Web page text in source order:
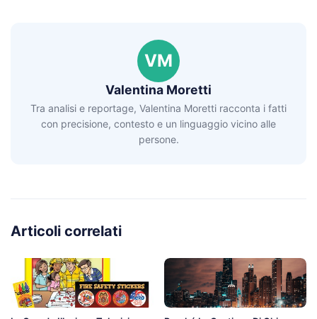
VM
Valentina Moretti
Tra analisi e reportage, Valentina Moretti racconta i fatti
con precisione, contesto e un linguaggio vicino alle
persone.
Articoli correlati